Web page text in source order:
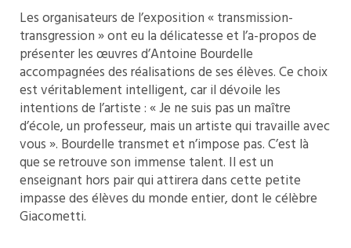
Les organisateurs de l’exposition « transmission-
transgression » ont eu la délicatesse et l’a-propos de
présenter les œuvres d’Antoine Bourdelle
accompagnées des réalisations de ses élèves. Ce choix
est véritablement intelligent, car il dévoile les
intentions de l’artiste : « Je ne suis pas un maître
d’école, un professeur, mais un artiste qui travaille avec
vous ». Bourdelle transmet et n’impose pas. C’est là
que se retrouve son immense talent. Il est un
enseignant hors pair qui attirera dans cette petite
impasse des élèves du monde entier, dont le célèbre
Giacometti.